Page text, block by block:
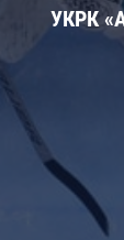
УКРК